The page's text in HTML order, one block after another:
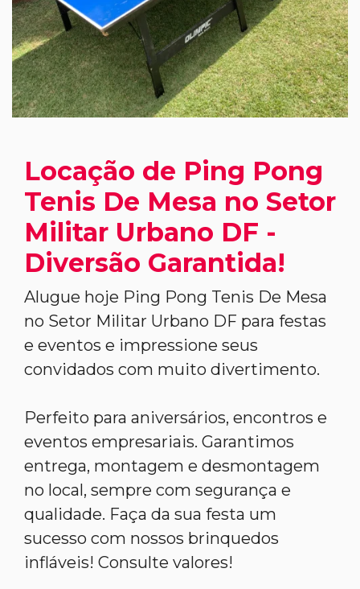
Locação de Ping Pong
Tenis De Mesa no Setor
Militar Urbano DF -
Diversão Garantida!
Alugue hoje Ping Pong Tenis De Mesa
no Setor Militar Urbano DF para festas
e eventos e impressione seus
convidados com muito divertimento.
Perfeito para aniversários, encontros e
eventos empresariais. Garantimos
entrega, montagem e desmontagem
no local, sempre com segurança e
qualidade. Faça da sua festa um
sucesso com nossos brinquedos
infláveis! Consulte valores!